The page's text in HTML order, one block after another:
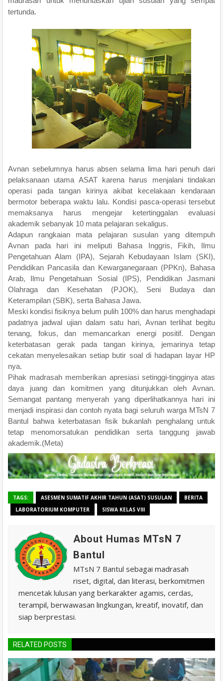
tertunda.
Avnan sebelumnya harus absen selama lima hari penuh dari
pelaksanaan utama ASAT karena harus menjalani tindakan
operasi pada tangan kirinya akibat kecelakaan kendaraan
bermotor beberapa waktu lalu. Kondisi pasca-operasi tersebut
memaksanya harus mengejar ketertinggalan evaluasi
akademik sebanyak 10 mata pelajaran sekaligus.
Adapun rangkaian mata pelajaran susulan yang ditempuh
Avnan pada hari ini meliputi Bahasa Inggris, Fikih, Ilmu
Pengetahuan Alam (IPA), Sejarah Kebudayaan Islam (SKI),
Pendidikan Pancasila dan Kewarganegaraan (PPKn), Bahasa
Arab, Ilmu Pengetahuan Sosial (IPS), Pendidikan Jasmani
Olahraga dan Kesehatan (PJOK), Seni Budaya dan
Keterampilan (SBK), serta Bahasa Jawa.
Meski kondisi fisiknya belum pulih 100% dan harus menghadapi
padatnya jadwal ujian dalam satu hari, Avnan terlihat begitu
tenang, fokus, dan memancarkan energi positif. Dengan
keterbatasan gerak pada tangan kirinya, jemarinya tetap
cekatan menyelesaikan setiap butir soal di hadapan layar HP
nya.
Pihak madrasah memberikan apresiasi setinggi-tingginya atas
daya juang dan komitmen yang ditunjukkan oleh Avnan.
Semangat pantang menyerah yang diperlihatkannya hari ini
menjadi inspirasi dan contoh nyata bagi seluruh warga MTsN 7
Bantul bahwa keterbatasan fisik bukanlah penghalang untuk
tetap menomorsatukan pendidikan serta tanggung jawab
akademik.(Meta)
TAGS: ASESMEN SUMATIF AKHIR TAHUN (ASAT) SUSULAN
BERITA
LABORATORIUM KOMPUTER
SISWA KELAS VIII
About Humas MTsN 7
Bantul
MTsN 7 Bantul sebagai madrasah
riset, digital, dan literasi, berkomitmen
mencetak lulusan yang berkarakter agamis, cerdas,
terampil, berwawasan lingkungan, kreatif, inovatif, dan
siap berprestasi.
RELATED POSTS